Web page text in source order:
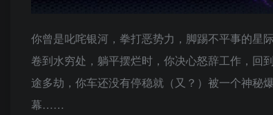
你曾是叱咤银河，拳打恶势力，脚踢不平事的星
卷到水穷处，躺平摆烂时，你决心怒辞工作，回
途多劫，你车还没有停稳就（又？）被一个神秘
幕……